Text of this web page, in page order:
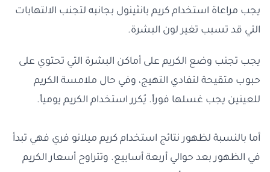
يجب مراعاة استخدام كريم بانثينول بجانبه لتجنب الالتهابات
التي قد تسبب تغير لون البشرة.
يجب تجنب وضع الكريم على أماكن البشرة التي تحتوي على
حبوب متقيحة لتفادي التهيج، وفي حال ملامسة الكريم
للعينين يجب غسلها فوراً. يُكرر استخدام الكريم يومياً.
أما بالنسبة لظهور نتائج استخدام كريم ميلانو فري فهي تبدأ
في الظهور بعد حوالي أربعة أسابيع. وتتراوح أسعار الكريم